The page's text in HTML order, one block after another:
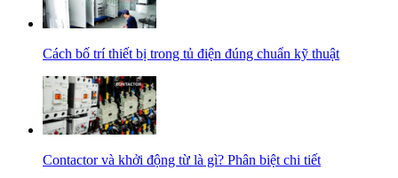
Cách bố trí thiết bị trong tủ điện đúng chuẩn kỹ thuật
Contactor và khởi động từ là gì? Phân biệt chi tiết